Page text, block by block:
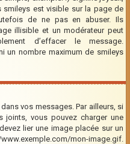
est visible sur la page de
de ne pas en abuser. Ils
illisible et un modérateur peut
d’effacer le message.
un nombre maximum de smileys
vos messages. Par ailleurs, si
joints, vous pouvez charger une
lier une image placée sur un
mon-image.gif.